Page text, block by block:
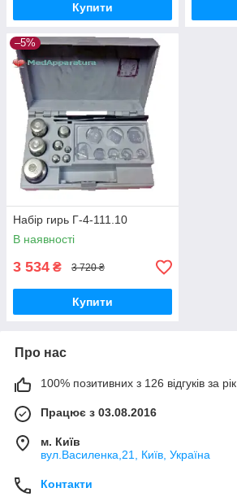
Купити
–5%
Набір гирь Г-4-111.10
В наявності
3 534 ₴ 3 720 ₴
Купити
Про нас
100% позитивних з 126 відгуків за рік
Працює з 03.08.2016
м. Київ
вул.Василенка,21, Київ, Україна
Контакти